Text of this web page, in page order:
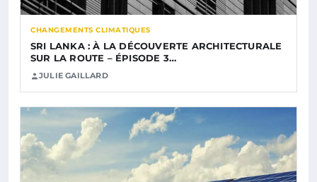
CHANGEMENTS CLIMATIQUES
SRI LANKA : À LA DÉCOUVERTE ARCHITECTURALE
SUR LA ROUTE – ÉPISODE 3…
JULIE GAILLARD